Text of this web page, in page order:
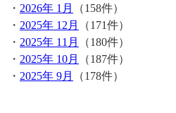
・ 2026年 1月
（158件）
・ 2025年 12月
（171件）
・ 2025年 11月
（180件）
・ 2025年 10月
（187件）
・ 2025年 9月 （178件）